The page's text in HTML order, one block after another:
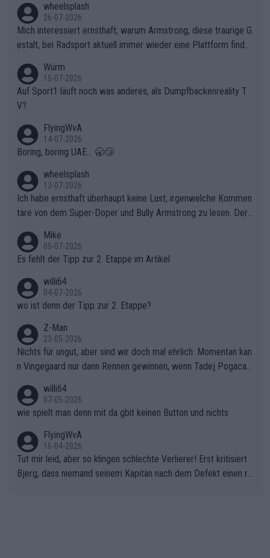
ganze Team auch mental stark zu machen und konkret am Erf
olg teilzuhaben, ist ihm ganz hoch anzurechnen. Das ist ein Zei
chen weit über den Radsport hinaus.
wheelsplash
26-07-2026
Mich interessiert ernsthaft, warum Armstrong, diese traurige G
estalt, bei Radsport aktuell immer wieder eine Plattform finde
Wurm
15-07-2026
Auf Sport1 läuft noch was anderes, als Dumpfbackenreality T
V?
FlyingWvA
14-07-2026
Boring, boring UAE... 🥱😴
wheelsplash
13-07-2026
Ich habe ernsthaft überhaupt keine Lust, irgenwelche Kommen
tare von dem Super-Doper und Bully Armstrong zu lesen. Der
r die gehört nicht in dieses Medium!
Mike
05-07-2026
Es fehlt der Tipp zur 2. Etappe im Artikel
willi64
04-07-2026
wo ist denn der Tipp zur 2. Etappe?
Z-Man
23-05-2026
Nichts für ungut, aber sind wir doch mal ehrlich: Momentan kan
n Vingegaard nur dann Rennen gewinnen, wenn Tadej Pogacar
willi64
07-05-2026
wie spielt man denn mit da gbit keinen Button und nichts
FlyingWvA
16-04-2026
Tut mir leid, aber so klingen schlechte Verlierer! Erst kritisiert
Bjerg, dass niemand seinem Kapitän nach dem Defekt einen ro